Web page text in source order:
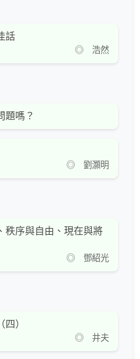
話
◎ 浩然
題嗎？
◎ 劉灝明
秩序與自由、現在與將
◎ 鄧紹光
）
◎ 井夫